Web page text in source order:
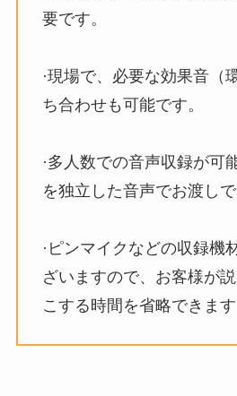
要です。
·現場で、必要な効果音（
ち合わせも可能です。
·多人数での音声収録が可
を独立した音声でお渡しで
·ピンマイクなどの収録機
ざいますので、お客様が
こする時間を省略できます